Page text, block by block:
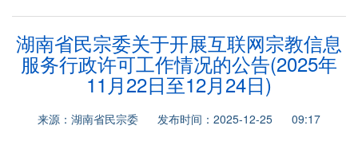
湖南省民宗委关于开展互联网宗教信息
服务行政许可工作情况的公告(2025年
11月22日至12月24日)
来源：湖南省民宗委 发布时间：2025-12-25 09:17